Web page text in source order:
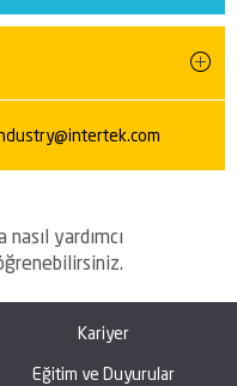
yardımcı
Kariyer
Eğitim ve Duyurular